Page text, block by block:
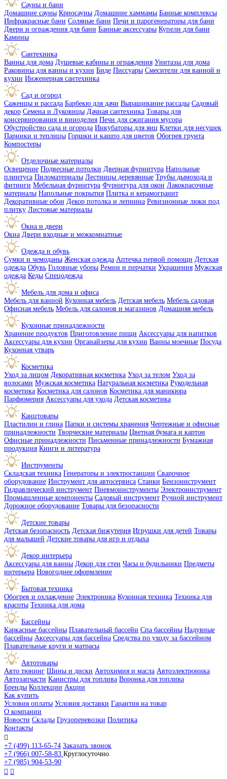
Сауны и бани
Домашние сауны Криосауны Домашние хаммамы Банные комплексы
Инфракрасные бани Соляные бани Печи и парогенераторы для бани
Двери и ограждения для бани Банные аксессуары Купели для бани
Камины
Сантехника
Ванны для дома Душевые кабины и ограждения Унитазы для дома
Раковины для ванны и кухни Биде Писсуары Смесители для ванной и
кухни Инженерная сантехника
Сад и огород
Саженцы и рассада Барбекю для дачи Выращивание рассады Садовый
декор Семена и Луковицы Дачная сантехника Товары для
консервирования и виноделия Печи для сжигания мусора
Обустройство сада и огорода Инкубаторы для яиц Клетки для несушек
Парники и теплицы Горшки и кашпо для цветов Обогрев грунта
Компостеры
Отделочные материалы
Освещение Подвесные потолки Дверная фурнитура Напольные
плинтуса Пиломатериалы Лестницы деревянные Трубы дымохода и
фитинги Мебельная фурнитура Фурнитура для окон Лакокрасочные
материалы Напольные покрытия Плитка и керамогранит
Декоративные обои Декор потолка и лепнина Ревизионные люки под
плитку Листовые материалы
Окна и двери
Окна Двери входные и межкомнатные
Одежда и обувь
Сумки и чемоданы Женская одежда Аптечка первой помощи Детская
одежда Обувь Головные уборы Ремни и перчатки Украшения Мужская
одежда Кеды Спецодежда
Мебель для дома и офиса
Мебель для ванной Кухонная мебель Детская мебель Мебель садовая
Офисная мебель Мебель для салонов и магазинов Домашняя мебель
Кухонные принадлежности
Хранение продуктов Приготовление пищи Аксессуары для напитков
Аксессуары для кухни Органайзеры для кухни Ванны моечные Посуда
Кухонная утварь
Косметика
Уход за лицом Декоративная косметика Уход за телом Уход за
волосами Мужская косметика Натуральная косметика Рукодельная
косметика Косметика для салонов Косметика для маникюра
Парфюмерия Аксессуары для ухода Детская косметика
Канцтовары
Пластилин и глина Папки и системы хранения Чертежные и офисные
принадлежности Творческие материалы Цветная бумага и картон
Офисные принадлежности Письменные принадлежности Бумажная
продукция Книги и литература
Инструменты
Складская техника Генераторы и электростанции Сварочное
оборудование Инструмент для автосервиса Станки Бензоинструмент
Гидравлический инструмент Пневмоинструменты Электроинструмент
Промышленные компоненты Садовый инструмент Ручной инструмент
Дорожное оборудование Товары для безопасности
Детские товары
Детская безопасность Детская бижутерия Игрушки для детей Товары
для малышей Детские товары для игр и отдыха
Декор интерьера
Аксессуары для ванны Декор для стен Часы и будильники Предметы
интерьера Новогоднее оформление
Бытовая техника
Обогрев и охлаждение Электроника Кухонная техника Техника для
красоты Техника для дома
Бассейны
Каркасные бассейны Плавательный бассейн Спа бассейны Надувные
бассейны Аксессуары для бассейна Средства по уходу за бассейном
Плавательные круги и матрасы
Автотовары
Авто тюнинг Шины и диски Автохимия и масла Автоэлектроника
Автозапчасти Канистры для топлива Воронка для топлива
Бренды Коллекции Акции
Как купить
Условия оплаты Условия доставки Гарантия на товар
О компании
Новости Склады Грузоперевозки Политика
Контакты

+7 (499) 113-65-74 Заказать звонок
+7 (966) 007-58-83 Круглосуточно
+7 (985) 904-53-90
 